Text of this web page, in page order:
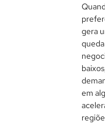
gera
em